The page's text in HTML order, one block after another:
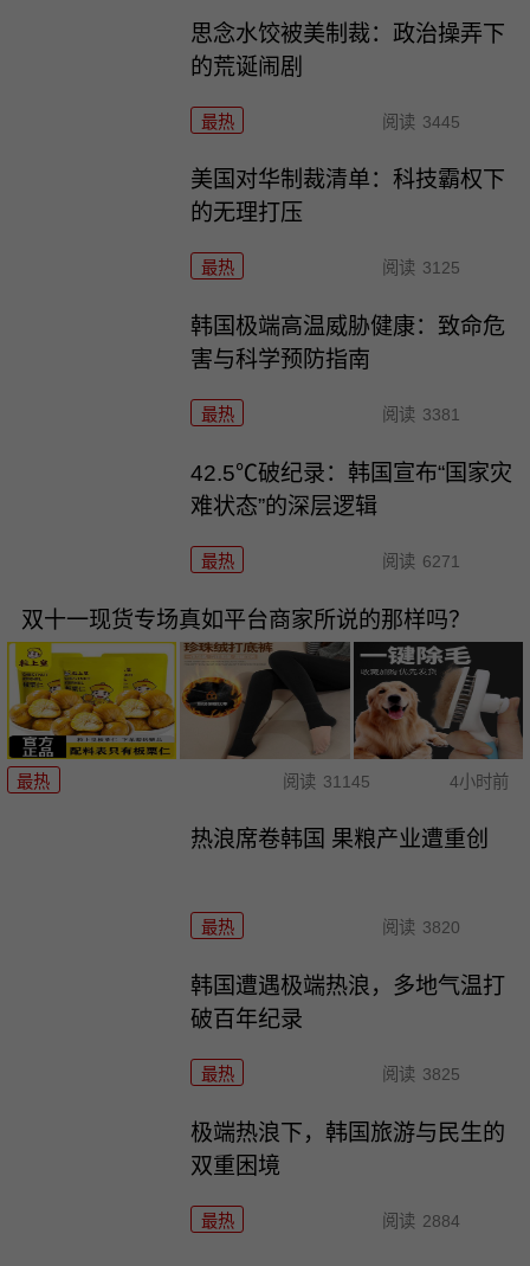
思念水饺被美制裁：政治操弄下
的荒诞闹剧
最热 阅读 3445
美国对华制裁清单：科技霸权下
的无理打压
最热 阅读 3125
韩国极端高温威胁健康：致命危
害与科学预防指南
最热 阅读 3381
42.5℃破纪录：韩国宣布“国家灾
难状态”的深层逻辑
最热 阅读 6271
双十一现货专场真如平台商家所说的那样吗？
最热 阅读 31145 4小时前
热浪席卷韩国 果粮产业遭重创
最热 阅读 3820
韩国遭遇极端热浪，多地气温打
破百年纪录
最热 阅读 3825
极端热浪下，韩国旅游与民生的
双重困境
最热 阅读 2884